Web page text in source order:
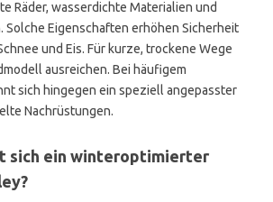
Räder, wasserdichte Materialien und
Solche Eigenschaften erhöhen Sicherheit
und Eis. Für kurze, trockene Wege
ausreichen. Bei häufigem
sich hingegen ein speziell angepasster
Nachrüstungen.
sich ein winteroptimierter